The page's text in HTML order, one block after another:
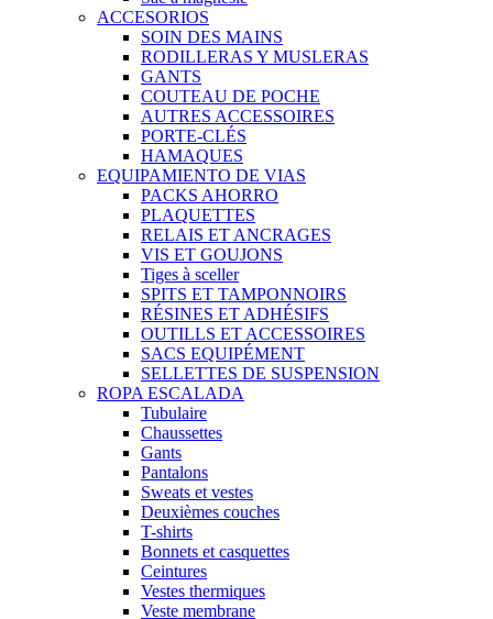
ACCESORIOS
SOIN DES MAINS
RODILLERAS Y MUSLERAS
GANTS
COUTEAU DE POCHE
AUTRES ACCESSOIRES
PORTE-CLÉS
HAMAQUES
EQUIPAMIENTO DE VIAS
PACKS AHORRO
PLAQUETTES
RELAIS ET ANCRAGES
VIS ET GOUJONS
Tiges à sceller
SPITS ET TAMPONNOIRS
RÉSINES ET ADHÉSIFS
OUTILLS ET ACCESSOIRES
SACS EQUIPÉMENT
SELLETTES DE SUSPENSION
ROPA ESCALADA
Tubulaire
Chaussettes
Gants
Pantalons
Sweats et vestes
Deuxièmes couches
T-shirts
Bonnets et casquettes
Ceintures
Vestes thermiques
Veste membrane